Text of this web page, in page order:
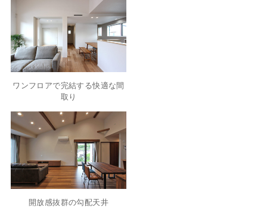
ワンフロアで完結する快適な間
取り
開放感抜群の勾配天井